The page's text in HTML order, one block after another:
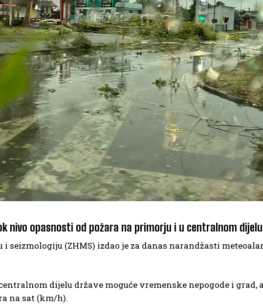
nivo opasnosti od požara na primorju i u centralnom dijelu
seizmologiju (ZHMS) izdao je za danas narandžasti
dijelu države moguće vremenske nepogode i grad,
na sat (km/h).